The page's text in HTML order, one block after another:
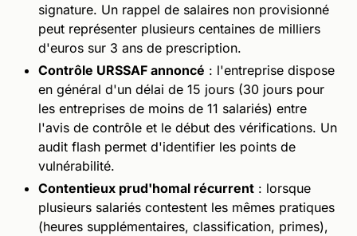
signature. Un rappel de salaires non provisionné
peut représenter plusieurs centaines de milliers
d'euros sur 3 ans de prescription.
Contrôle URSSAF annoncé : l'entreprise dispose
en général d'un délai de 15 jours (30 jours pour
les entreprises de moins de 11 salariés) entre
l'avis de contrôle et le début des vérifications. Un
audit flash permet d'identifier les points de
vulnérabilité.
Contentieux prud'homal récurrent : lorsque
plusieurs salariés contestent les mêmes pratiques
(heures supplémentaires, classification, primes),